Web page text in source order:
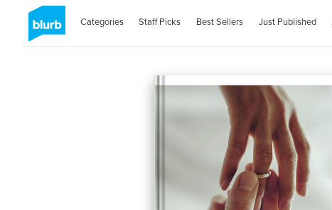
Categories Staff Picks Best Sellers Just Published